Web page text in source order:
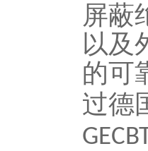
屏蔽
以及
的可
过德